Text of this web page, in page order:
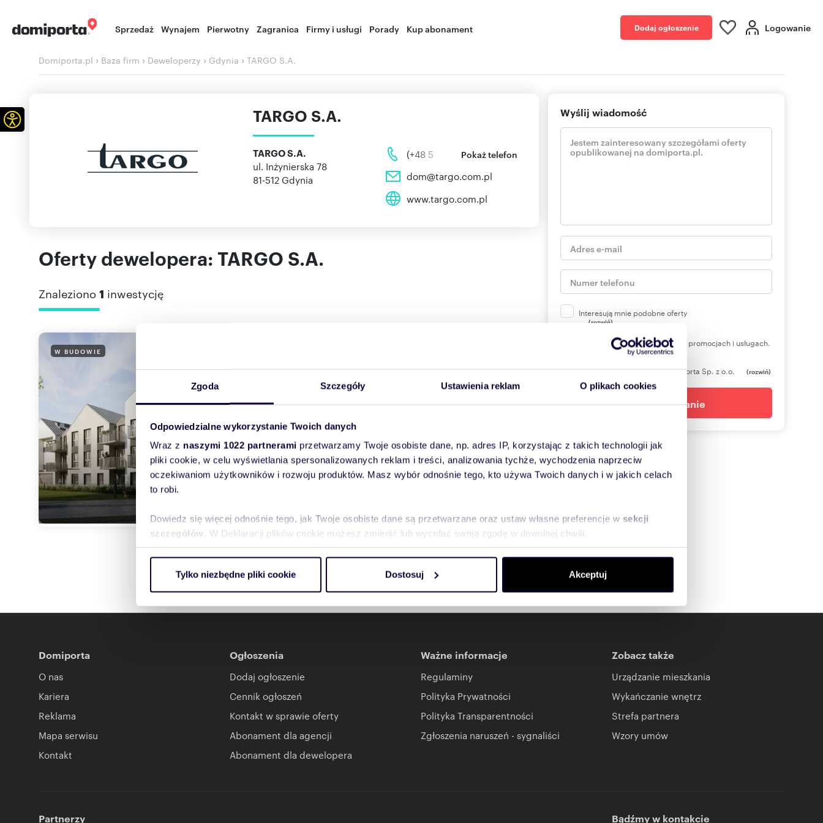
Zgoda Szczegóły Ustawienia reklam O plikach cookies
Odpowiedzialne wykorzystanie Twoich danych
Wraz z naszymi 1022 partnerami przetwarzamy Twoje osobiste dane, np. adres IP, korzystając z takich technologii jak
pliki cookie, w celu wyświetlania spersonalizowanych reklam i treści, analizowania tychże, wychodzenia naprzeciw
oczekiwaniom użytkowników i rozwoju produktów. Masz wybór odnośnie tego, kto używa Twoich danych i w jakich celach
to robi.
Dowiedz się więcej odnośnie tego, jak Twoje osobiste dane są przetwarzane oraz ustaw własne preferencje w sekcji
szczegółów . W Deklaracji plików cookie możesz zmienić lub wycofać swoją zgodę w dowolnej chwili.
ruch w naszej witrynie. Informacje o tym, jak korzystasz z naszej witryny, udostępniamy partnerom społecznościowym,
reklamowym i analitycznym. Partnerzy mogą połączyć te informacje z innymi danymi otrzymanymi od Ciebie lub
uzyskanymi podczas korzystania z ich usług.
Tylko niezbędne pliki cookie Dostosuj Akceptuj
Sprzedaż Wynajem Pierwotny Zagranica Firmy i usługi Porady Kup abonament Dodaj ogłoszenie Logowanie
Domiporta.pl › Baza firm › Deweloperzy › Gdynia › TARGO S.A.
TARGO S.A.
TARGO S.A.
ul. Inżynierska 78
81-512 Gdynia
(+48 5 Pokaż telefon
dom@targo.com.pl
www.targo.com.pl
Oferty dewelopera: TARGO S.A.
Znaleziono 1 inwestycję
W BUDOWIE
Kamieniczki za Strugą — Twój spokojny azyl w sercu Rumi
„Kamieniczki za Strugą” to kameralna, nowoczesna inwestycja
mieszkani...
Wyślij wiadomość
Interesują mnie podobne oferty
(rozwiń)
Chcę otrzymywać informacje o promocjach i usługach.
Administratorem danych jest Domiporta Sp. z o.o. (rozwiń)
Wyślij zapytanie
Domiporta
O nas
Kariera
Reklama
Mapa serwisu
Kontakt
Ogłoszenia
Dodaj ogłoszenie
Cennik ogłoszeń
Kontakt w sprawie oferty
Abonament dla agencji
Abonament dla dewelopera
Ważne informacje
Regulaminy
Polityka Prywatności
Polityka Transparentności
Zgłoszenia naruszeń - sygnaliści
Zobacz także
Urządzanie mieszkania
Wykańczanie wnętrz
Strefa partnera
Wzory umów
Partnerzy Bądźmy w kontakcie
Otwórz pasek narzędzi